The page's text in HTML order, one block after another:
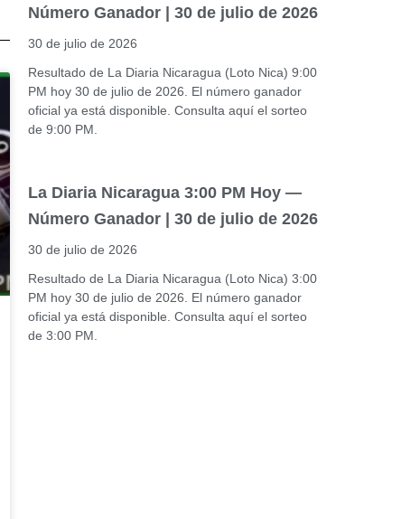
Número Ganador | 30 de julio de 2026
30 de julio de 2026
Resultado de La Diaria Nicaragua (Loto Nica) 9:00
PM hoy 30 de julio de 2026. El número ganador
oficial ya está disponible. Consulta aquí el sorteo
de 9:00 PM.
La Diaria Nicaragua 3:00 PM Hoy —
Número Ganador | 30 de julio de 2026
30 de julio de 2026
Resultado de La Diaria Nicaragua (Loto Nica) 3:00
PM hoy 30 de julio de 2026. El número ganador
oficial ya está disponible. Consulta aquí el sorteo
de 3:00 PM.